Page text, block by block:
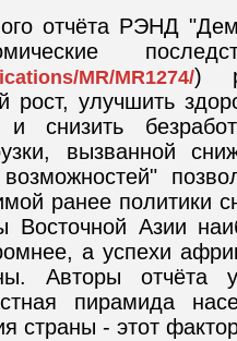
отчёта РЭНД
MR/MR1274/)
рост, улучшить
и снизить
вызванной
ранее политики
Восточной Азии
а успехи
Авторы отчёта
пирамида
страны - этот